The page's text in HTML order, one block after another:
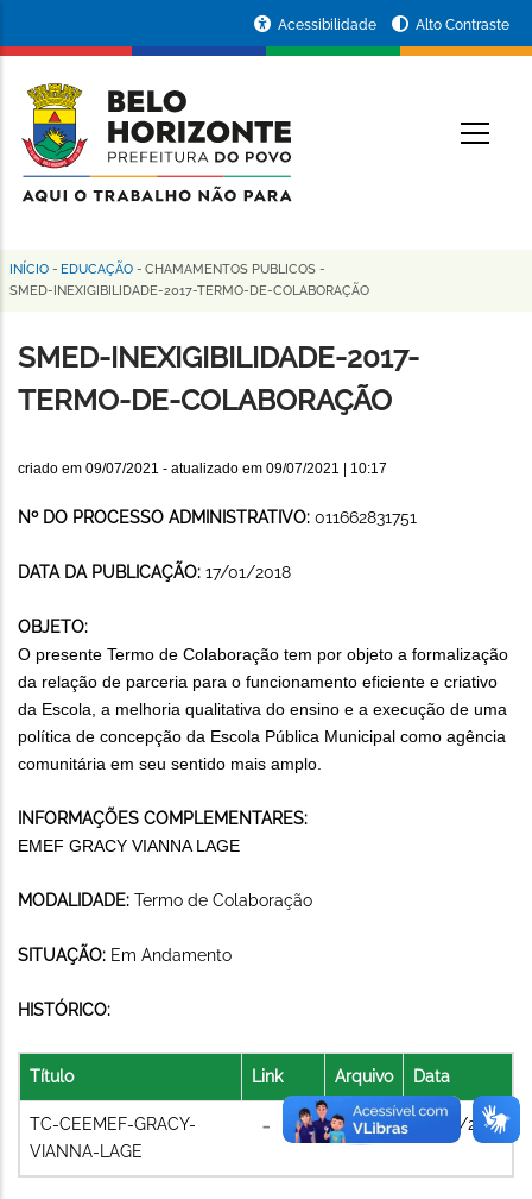
conteúdo
principal
da
Prefeitura
de
Horizonte
Acessibilidade Alto Contraste
Trilha
navegação
INÍCIO - EDUCAÇÃO - CHAMAMENTOS PUBLICOS -
SMED-INEXIGIBILIDADE-2017-TERMO-DE-COLABORAÇÃO
SMED-INEXIGIBILIDADE-2017-
TERMO-DE-COLABORAÇÃO
criado em 09/07/2021 - atualizado em 09/07/2021 | 10:17
Nº DO PROCESSO ADMINISTRATIVO: 011662831751
DATA DA PUBLICAÇÃO: 17/01/2018
OBJETO:
O presente Termo de Colaboração tem por objeto a formalização
da relação de parceria para o funcionamento eficiente e criativo
da Escola, a melhoria qualitativa do ensino e a execução de uma
política de concepção da Escola Pública Municipal como agência
comunitária em seu sentido mais amplo.
INFORMAÇÕES COMPLEMENTARES:
EMEF GRACY VIANNA LAGE
MODALIDADE: Termo de Colaboração
SITUAÇÃO: Em Andamento
HISTÓRICO:
Título Link Arquivo Data
TC-CEEMEF-GRACY-
VIANNA-LAGE
09/07/2021